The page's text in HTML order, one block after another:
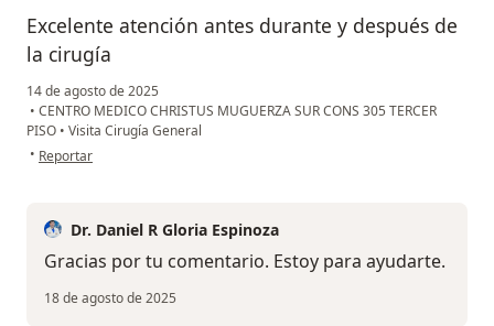
Excelente atención antes durante y después de
la cirugía
14 de agosto de 2025
• CENTRO MEDICO CHRISTUS MUGUERZA SUR CONS 305 TERCER
PISO • Visita Cirugía General
• en opinión del usuario Alejandro Pérez
Reportar
Dr. Daniel R Gloria Espinoza
Gracias por tu comentario. Estoy para ayudarte.
18 de agosto de 2025